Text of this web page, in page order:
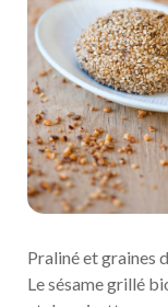
Praliné et graines
Le sésame grillé